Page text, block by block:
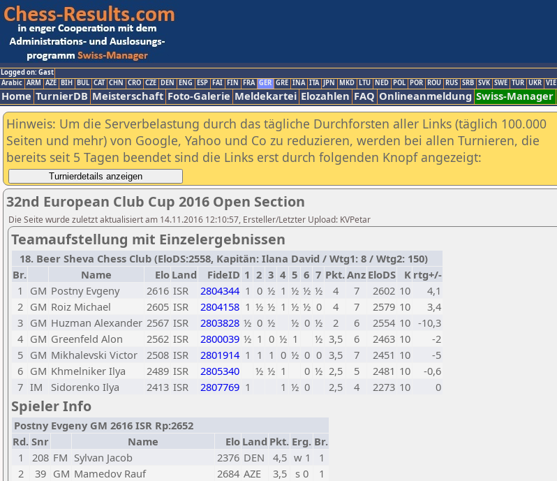
Logged on: Gast
Arabic ARM AZE BIH BUL CAT CHN CRO CZE DEN ENG ESP FAI FIN FRA GER GRE INA ITA JPN MKD LTU NED POL POR ROU RUS SRB SVK SWE TUR UKR VIE
Home TurnierDB Meisterschaft Foto-Galerie Meldekartei Elozahlen FAQ Onlineanmeldung Swiss-Manager
Hinweis: Um die Serverbelastung durch das tägliche Durchforsten aller Links (täglich 100.000
Seiten und mehr) von Google, Yahoo und Co zu reduzieren, werden bei allen Turnieren, die
bereits seit 5 Tagen beendet sind die Links erst durch folgenden Knopf angezeigt:
32nd European Club Cup 2016 Open Section
Die Seite wurde zuletzt aktualisiert am 14.11.2016 12:10:57, Ersteller/Letzter Upload: KVPetar
Teamaufstellung mit Einzelergebnissen
18. Beer Sheva Chess Club (EloDS:2558, Kapitän: Ilana David / Wtg1: 8 / Wtg2: 150)
Br.
Name Elo Land FideID 1 2 3 4 5 6 7 Pkt.Anz EloDS K rtg+/-
1
GM Postny Evgeny 2616 ISR 2804344 1 0 ½ 1 ½ ½ ½ 4 7 2602 10
4,1
2 GM Roiz Michael 2605 ISR 2804158 1 ½ ½ 1 ½ ½ 0 4 7 2579 10
3,4
3 GM Huzman Alexander 2567 ISR 2803828 ½ 0 ½ ½ 0 ½ 2 6 2554 10 -10,3
4 GM Greenfeld Alon 2562 ISR 2800039 ½ 1 0 ½ 1 ½ 3,5 6 2463 10
-2
5 GM Mikhalevski Victor 2508 ISR 2801914 1 1 1 0 ½ 0 0 3,5 7 2451 10
-5
6 GM Khmelniker Ilya 2489 ISR 2805340 ½ ½ 1 0 ½ 2,5 5 2481 10
-0,6
7 IM Sidorenko Ilya 2413 ISR 2807769 1 1 ½ 0 2,5 4 2273 10 0
Spieler Info
Postny Evgeny GM 2616 ISR Rp:2652
Rd. Snr Name Elo Land Pkt. Erg. Br.
1
208 FM Sylvan Jacob 2376 DEN 4,5 w 1
1
2
39 GM Mamedov Rauf 2684 AZE 3,5 s 0
1